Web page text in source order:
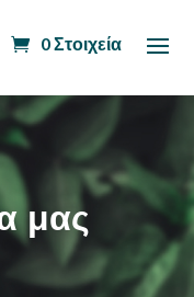
0 Στοιχεία
μας